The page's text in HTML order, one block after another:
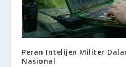
Peran Intelijen Militer
Nasional